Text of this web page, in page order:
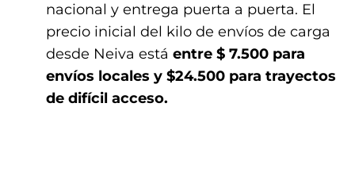
nacional y entrega puerta a puerta. El
precio inicial del kilo de envíos de carga
desde Neiva está entre $ 7.500 para
envíos locales y $24.500 para trayectos
de difícil acceso.